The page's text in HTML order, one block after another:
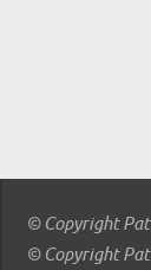
© Copyright
© Copyright